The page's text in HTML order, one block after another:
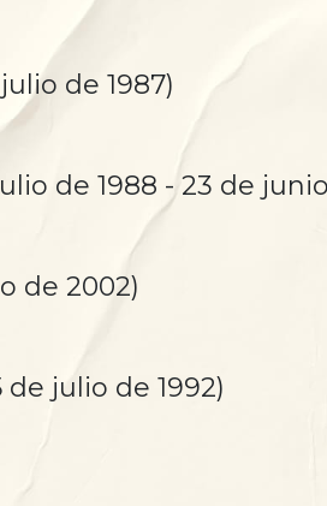
de 1987)
de 1988 - 23 de
de 2002)
de julio de 1992)